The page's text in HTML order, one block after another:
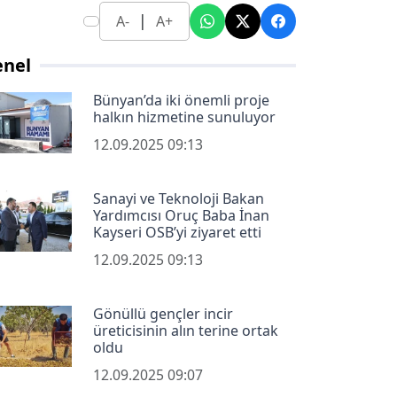
A- | A+
Bünyan’da iki önemli proje
halkın hizmetine sunuluyor
12.09.2025 09:13
Sanayi ve Teknoloji Bakan
Yardımcısı Oruç Baba İnan
Kayseri OSB’yi ziyaret etti
12.09.2025 09:13
Gönüllü gençler incir
üreticisinin alın terine ortak
oldu
12.09.2025 09:07